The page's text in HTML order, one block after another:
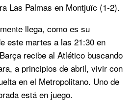
Las Palmas en Montjuïc (1-2).
llega, como es su
este martes a las 21:30 en
recibe al Atlético buscando
a principios de abril, vivir con
en el Metropolitano. Uno de
está en juego.